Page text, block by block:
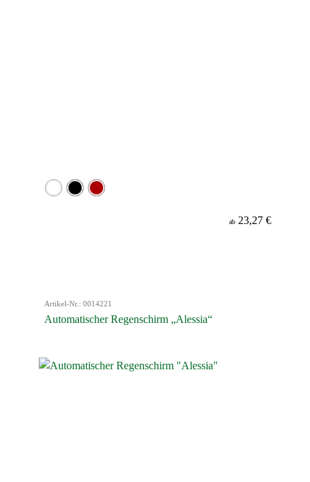
ab 23,27 €
Artikel-Nr.: 0014221
Automatischer Regenschirm „Alessia“